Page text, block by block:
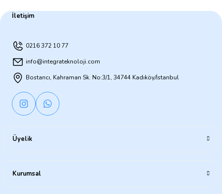
İletişim
0216 372 10 77
info@integrateknoloji.com
Bostancı, Kahraman Sk. No:3/1, 34744 Kadıköy/İstanbul
Üyelik
Kurumsal